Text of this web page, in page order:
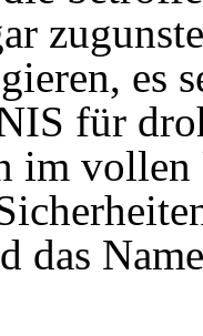
es
für
im vollen
das